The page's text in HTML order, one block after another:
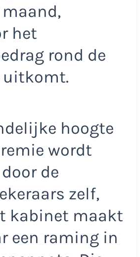
het
rond de
uitkomt.
hoogte
wordt
de
zelf,
kabinet maakt
een raming in